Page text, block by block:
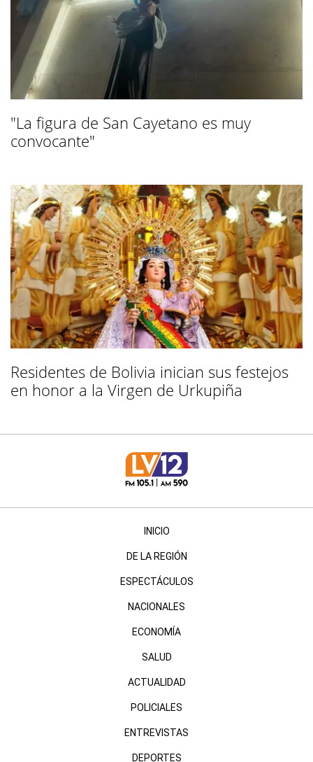
"La figura de San Cayetano es muy
convocante"
Residentes de Bolivia inician sus festejos
en honor a la Virgen de Urkupiña
INICIO
DE LA REGIÓN
ESPECTÁCULOS
NACIONALES
ECONOMÍA
SALUD
ACTUALIDAD
POLICIALES
ENTREVISTAS
DEPORTES